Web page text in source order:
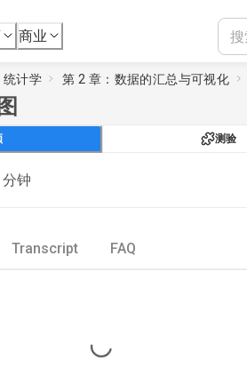
商业
统计学 第 2 章：数据的汇总与可视化
测验
分钟
Transcript FAQ
Loading...